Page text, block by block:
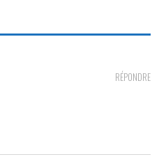
RÉPONDRE